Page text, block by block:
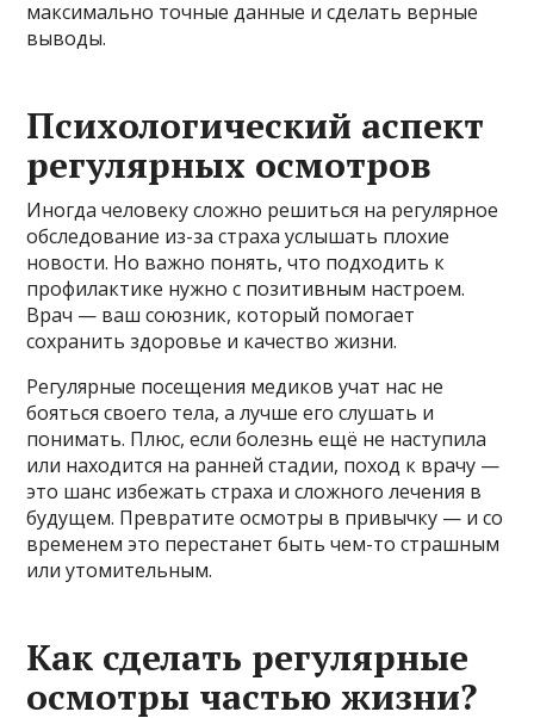
максимально точные данные и сделать верные
выводы.
Психологический аспект
регулярных осмотров
Иногда человеку сложно решиться на регулярное
обследование из-за страха услышать плохие
новости. Но важно понять, что подходить к
профилактике нужно с позитивным настроем.
Врач — ваш союзник, который помогает
сохранить здоровье и качество жизни.
Регулярные посещения медиков учат нас не
бояться своего тела, а лучше его слушать и
понимать. Плюс, если болезнь ещё не наступила
или находится на ранней стадии, поход к врачу —
это шанс избежать страха и сложного лечения в
будущем. Превратите осмотры в привычку — и со
временем это перестанет быть чем-то страшным
или утомительным.
Как сделать регулярные
осмотры частью жизни?